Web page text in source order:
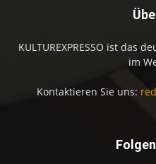
KULTUREXPRESSO ist das
im
Kontaktieren Sie uns: